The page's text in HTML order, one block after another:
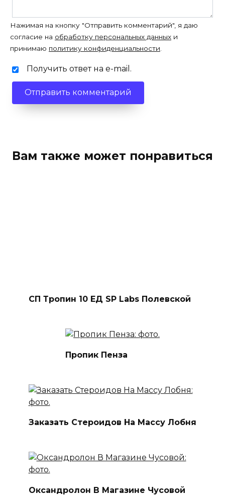
Нажимая на кнопку "Отправить комментарий", я даю
согласие на обработку персональных данных и
принимаю политику конфиденциальности
Получить ответ на e-mail.
Вам также может понравиться
СП Тропин 10 ЕД SP Labs Полевской
Пропик Пенза
Заказать Стероидов На Массу Лобня
Оксандролон В Магазине Чусовой